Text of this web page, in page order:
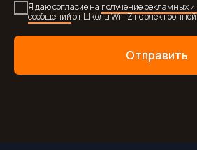
Я даю согласие на получение рекламных
сообщенийот Школы WilliZ по
Отправить